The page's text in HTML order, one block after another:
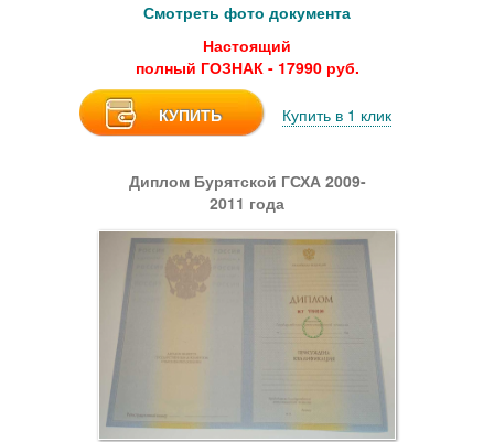
Смотреть фото документа
Настоящий
полный ГОЗНАК - 17990 руб.
КУПИТЬ Купить в 1 клик
Диплом Бурятской ГСХА 2009-
2011 года